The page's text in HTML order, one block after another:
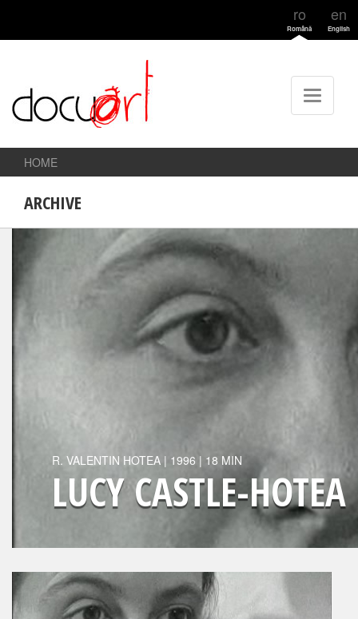
ro
Română
en
English
HOME
ARCHIVE
R. VALENTIN HOTEA | 1996 | 18 MIN
LUCY CASTLE-HOTEA